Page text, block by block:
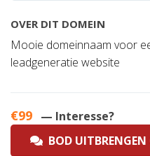
OVER DIT DOMEIN
Mooie domeinnaam voor
leadgeneratie website
€99 — Interesse?
BOD